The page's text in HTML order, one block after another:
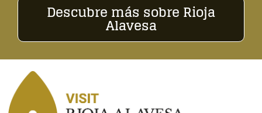
Descubre más sobre Rioja
Alavesa